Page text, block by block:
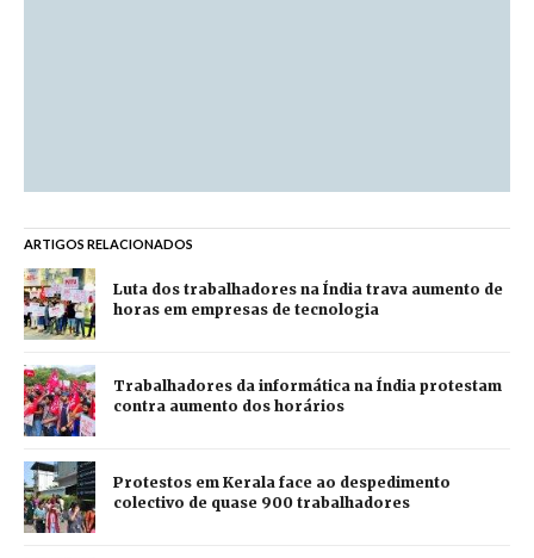
ARTIGOS RELACIONADOS
Luta dos trabalhadores na Índia trava aumento de
horas em empresas de tecnologia
Trabalhadores da informática na Índia protestam
contra aumento dos horários
Protestos em Kerala face ao despedimento
colectivo de quase 900 trabalhadores